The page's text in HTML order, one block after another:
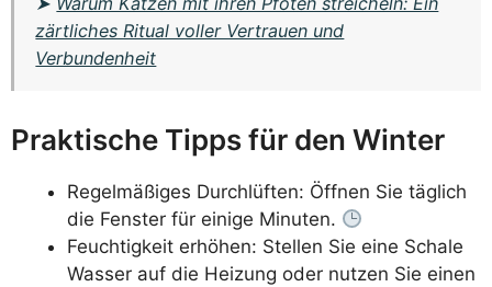
zärtliches Ritual voller Vertrauen und
Verbundenheit
Praktische Tipps für den Winter
Regelmäßiges Durchlüften: Öffnen Sie täglich
die Fenster für einige Minuten.
Feuchtigkeit erhöhen: Stellen Sie eine Schale
Wasser auf die Heizung oder nutzen Sie einen